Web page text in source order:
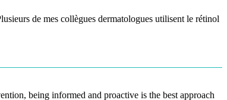
de mes collègues dermatologues utilisent le rétinol
being informed and proactive is the best approach